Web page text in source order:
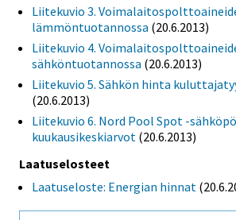
Liitekuvio 3.
lämmöntuotannossa (20.6.2013)
Liitekuvio 4.
sähköntuotannossa (20.6.2013)
Liitekuvio 5. Sähkön hinta
(20.6.2013)
Liitekuvio 6. Nord Pool Spot -
kuukausikeskiarvot (20.6.2013)
Laatuselosteet
Laatuseloste: Energian hinnat